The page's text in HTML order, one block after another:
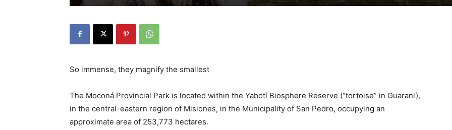
So immense, they magnify the smallest
The Moconá Provincial Park is located within the Yabotí Biosphere Reserve (“tortoise” in Guarani),
in the central-eastern region of Misiones, in the Municipality of San Pedro, occupying an
approximate area of ​​253,773 hectares.